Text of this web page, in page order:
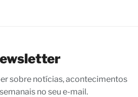
sobre notícias, acontecimentos
no seu e-mail.